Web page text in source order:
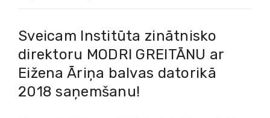
Sveicam Institūta zinātnisko
direktoru MODRI GREITĀNU ar
Eižena Āriņa balvas datorikā
2018 saņemšanu!